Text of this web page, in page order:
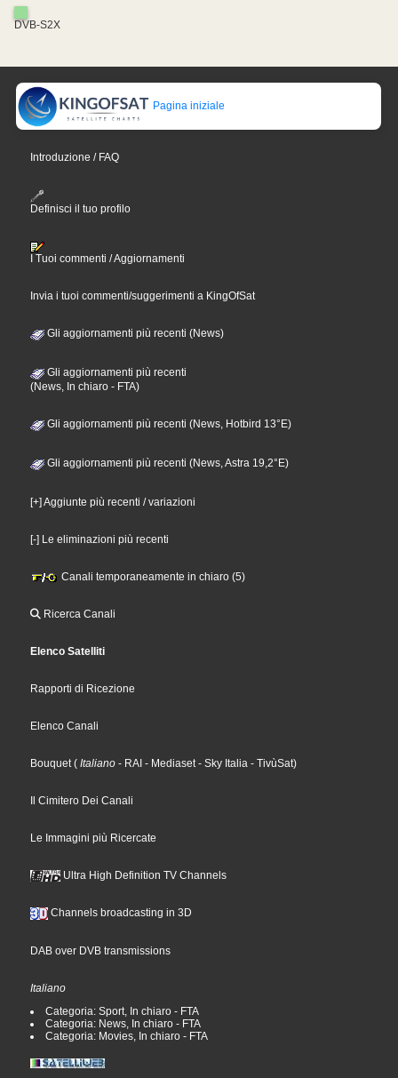
DVB-S2X
Pagina iniziale
Introduzione / FAQ
Definisci il tuo profilo
I Tuoi commenti / Aggiornamenti
Invia i tuoi commenti/suggerimenti a KingOfSat
Gli aggiornamenti più recenti (News)
Gli aggiornamenti più recenti
(News, In chiaro - FTA)
Gli aggiornamenti più recenti (News, Hotbird 13°E)
Gli aggiornamenti più recenti (News, Astra 19,2°E)
[+] Aggiunte più recenti / variazioni
[-] Le eliminazioni più recenti
Canali temporaneamente in chiaro (5)
Ricerca Canali
Elenco Satelliti
Rapporti di Ricezione
Elenco Canali
Bouquet ( Italiano - RAI - Mediaset - Sky Italia - TivùSat)
Il Cimitero Dei Canali
Le Immagini più Ricercate
Ultra High Definition TV Channels
Channels broadcasting in 3D
DAB over DVB transmissions
Italiano
Categoria: Sport, In chiaro - FTA
Categoria: News, In chiaro - FTA
Categoria: Movies, In chiaro - FTA